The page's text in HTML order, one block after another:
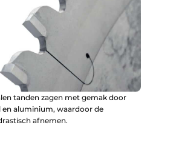
tanden zagen met gemak door
en aluminium, waardoor de
afnemen.